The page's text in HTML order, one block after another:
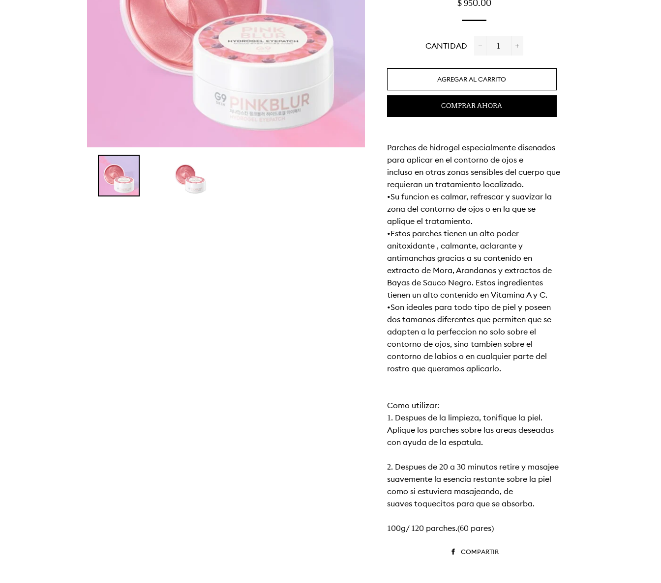
PRECIO
PRECIO
$ 950.00
CANTIDAD
AGREGAR AL CARRITO
COMPRAR AHORA
Parches de hidrogel especialmente diseñados
para aplicar en el contorno de ojos e
incluso en otras zonas sensibles del cuerpo que
requieran un tratamiento localizado.
•Su función es calmar, refrescar y suavizar la
zona del contorno de ojos o en la que se
aplique el tratamiento.
•Estos parches tienen un alto poder
anitoxidante , calmante, aclarante y
antimanchas gracias a su contenido en
extracto de Mora, Arándanos y extractos de
Bayas de Saúco Negro. Éstos ingredientes
tienen un alto contenido en Vitamina A y C.
•Son ideales para todo tipo de piel y poseen
dos tamaños diferentes que permiten que se
adapten a la perfección no solo sobre el
contorno de ojos, sino también sobre el
contorno de labios o en cualquier parte del
rostro que queramos aplicarlo.
Cómo utilizar:
1. Después de la limpieza, tonifique la piel.
Aplique los parches sobre las áreas deseadas
con ayuda de la espátula.
2. Después de 20 a 30 minutos retire y masajee
suavemente la esencia restante sobre la piel
como si estuviera masajeando, de
suaves toquecitos para que se absorba.
100g/ 120 parches.(60 pares)
COMPARTIR